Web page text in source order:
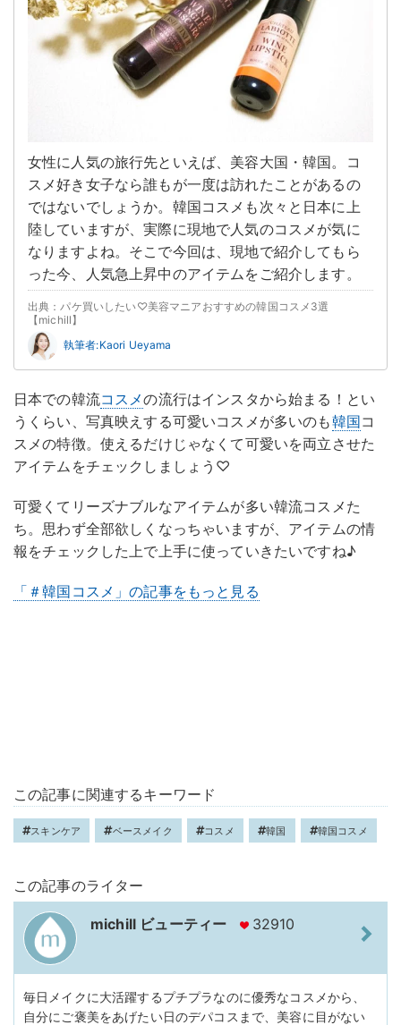
女性に人気の旅行先といえば、美容大国・韓国。コ
スメ好き女子なら誰もが一度は訪れたことがあるの
ではないでしょうか。韓国コスメも次々と日本に上
陸していますが、実際に現地で人気のコスメが気に
なりますよね。そこで今回は、現地で紹介してもら
った今、人気急上昇中のアイテムをご紹介します。
出典：パケ買いしたい♡美容マニアおすすめの韓国コスメ3選
【michill】
執筆者:Kaori Ueyama
日本での韓流コスメの流行はインスタから始まる！とい
うくらい、写真映えする可愛いコスメが多いのも韓国コ
スメの特徴。使えるだけじゃなくて可愛いを両立させた
アイテムをチェックしましょう♡
可愛くてリーズナブルなアイテムが多い韓流コスメた
ち。思わず全部欲しくなっちゃいますが、アイテムの情
報をチェックした上で上手に使っていきたいですね♪
「＃韓国コスメ」の記事をもっと見る
この記事に関連するキーワード
スキンケア ベースメイク コスメ 韓国 韓国コスメ
この記事のライター
michill ビューティー 32910
毎日メイクに大活躍するプチプラなのに優秀なコスメから、
自分にご褒美をあげたい日のデパコスまで、美容に目がない